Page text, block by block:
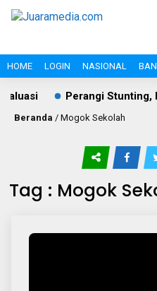
HOME LOGIN NASIONAL
Perangi Stunting,
Beranda / Mogok Sekolah
Tag : Mogok